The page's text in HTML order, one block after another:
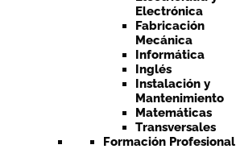
Electrónica
Fabricación
Mecánica
Informática
Inglés
Instalación y
Mantenimiento
Matemáticas
Transversales
Formación Profesional